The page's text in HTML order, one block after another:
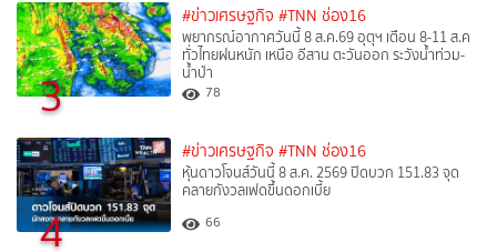
3
#ข่าวเศรษฐกิจ #TNN ช่อง16
พยากรณ์อากาศวันนี้ 8 ส.ค.69 อุตุฯ เตือน 8-11 ส.ค
ทั่วไทยฝนหนัก เหนือ อีสาน ตะวันออก ระวังน้ำท่วม-
น้ำป่า
78
4
#ข่าวเศรษฐกิจ #TNN ช่อง16
หุ้นดาวโจนส์วันนี้ 8 ส.ค. 2569 ปิดบวก 151.83 จุด
คลายกังวลเฟดขึ้นดอกเบี้ย
66